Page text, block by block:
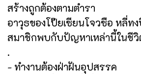
สร้างถูกต้องตามตำรา
อาวุธของโป๊ยเซียนโจวซือ หลี่ท
สมาชิกพบกับปัญหาเหล่านี้ในชีวิ
.
- ทำงานต้องฝ่าฝันอุปสรรค